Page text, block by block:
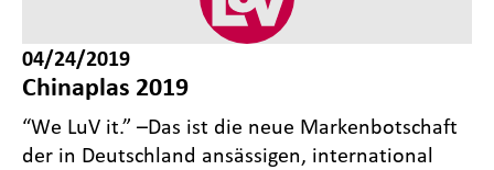
04/24/2019
Chinaplas 2019
“We LuV it.” –Das ist die neue Markenbotschaft
der in Deutschland ansässigen, international